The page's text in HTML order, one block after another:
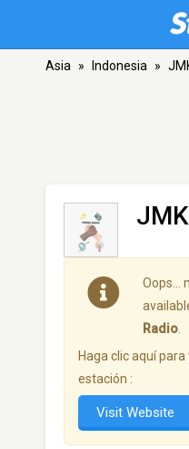
Asia » Indonesia »
Oops…
Radio
Haga clic aquí
estación :
Visit Website